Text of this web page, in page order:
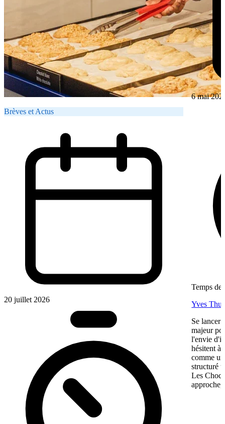
Brèves et Actus
20 juillet 2026
6 mai
Temps de
Yves
Se lancer
majeur
l'envie
hésitent à
comme
structuré
Les
approche,